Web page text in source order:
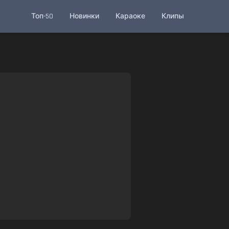
Топ-50 Новинки Караоке Клипы